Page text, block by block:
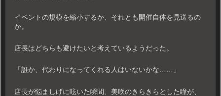
イベントの規模を縮小するか、それとも開催自体を見送るの
か。
店長はどちらも避けたいと考えているようだった。
「誰か、代わりになってくれる人はいないかな……」
店長が悩ましげに呟いた瞬間、美咲のきらきらとした瞳が、